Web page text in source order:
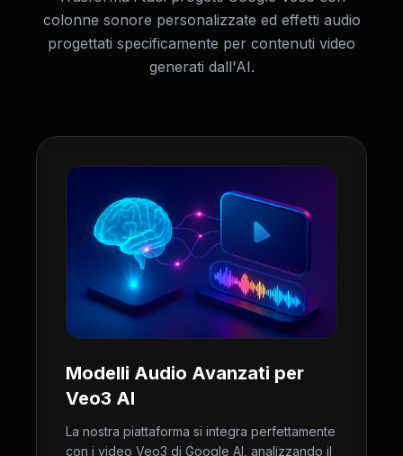
colonne sonore personalizzate ed effetti audio
progettati specificamente per contenuti video
generati dall'AI.
Modelli Audio Avanzati per
Veo3 AI
La nostra piattaforma si integra perfettamente
con i video Veo3 di Google AI, analizzando il